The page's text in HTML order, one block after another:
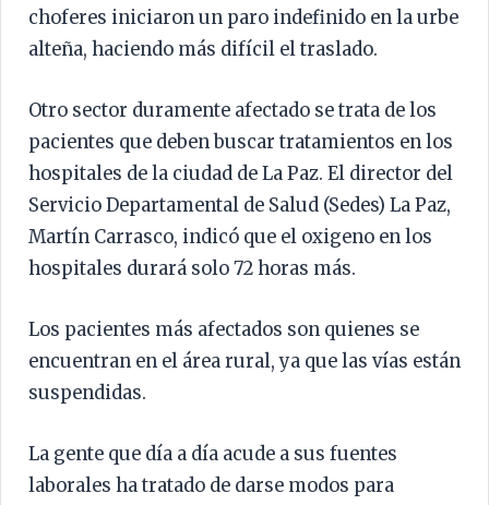
choferes iniciaron un paro indefinido en la urbe
alteña, haciendo más difícil el traslado.
Otro sector duramente afectado se trata de los
pacientes que deben buscar tratamientos en los
hospitales de la ciudad de La Paz. El director del
Servicio Departamental de Salud (Sedes) La Paz,
Martín Carrasco, indicó que el oxigeno en los
hospitales durará solo 72 horas más.
Los pacientes más afectados son quienes se
encuentran en el área rural, ya que las vías están
suspendidas.
La gente que día a día acude a sus fuentes
laborales ha tratado de darse modos para